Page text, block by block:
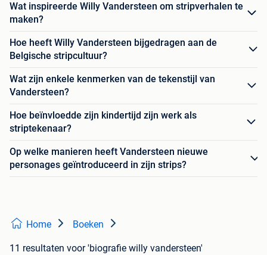
Wat inspireerde Willy Vandersteen om stripverhalen te
maken?
Hoe heeft Willy Vandersteen bijgedragen aan de
Belgische stripcultuur?
Wat zijn enkele kenmerken van de tekenstijl van
Vandersteen?
Hoe beïnvloedde zijn kindertijd zijn werk als
striptekenaar?
Op welke manieren heeft Vandersteen nieuwe
personages geïntroduceerd in zijn strips?
Home Boeken
11 resultaten voor 'biografie willy vandersteen'